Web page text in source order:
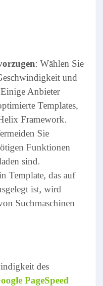
: Wählen Sie
und
Anbieter
Templates,
Framework.
Sie
Funktionen
sind.
Template, das auf
ist, wird
Suchmaschinen
des
PageSpeed